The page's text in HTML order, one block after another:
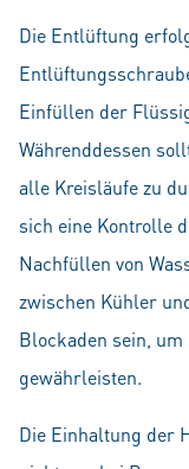
Die Entlüftung
Einfüllen der
Währenddessen
alle Kreisläufe zu
sich eine Kontrolle
Nachfüllen von
zwischen Kühler
Blockaden sein,
gewährleisten.
Die Einhaltung der